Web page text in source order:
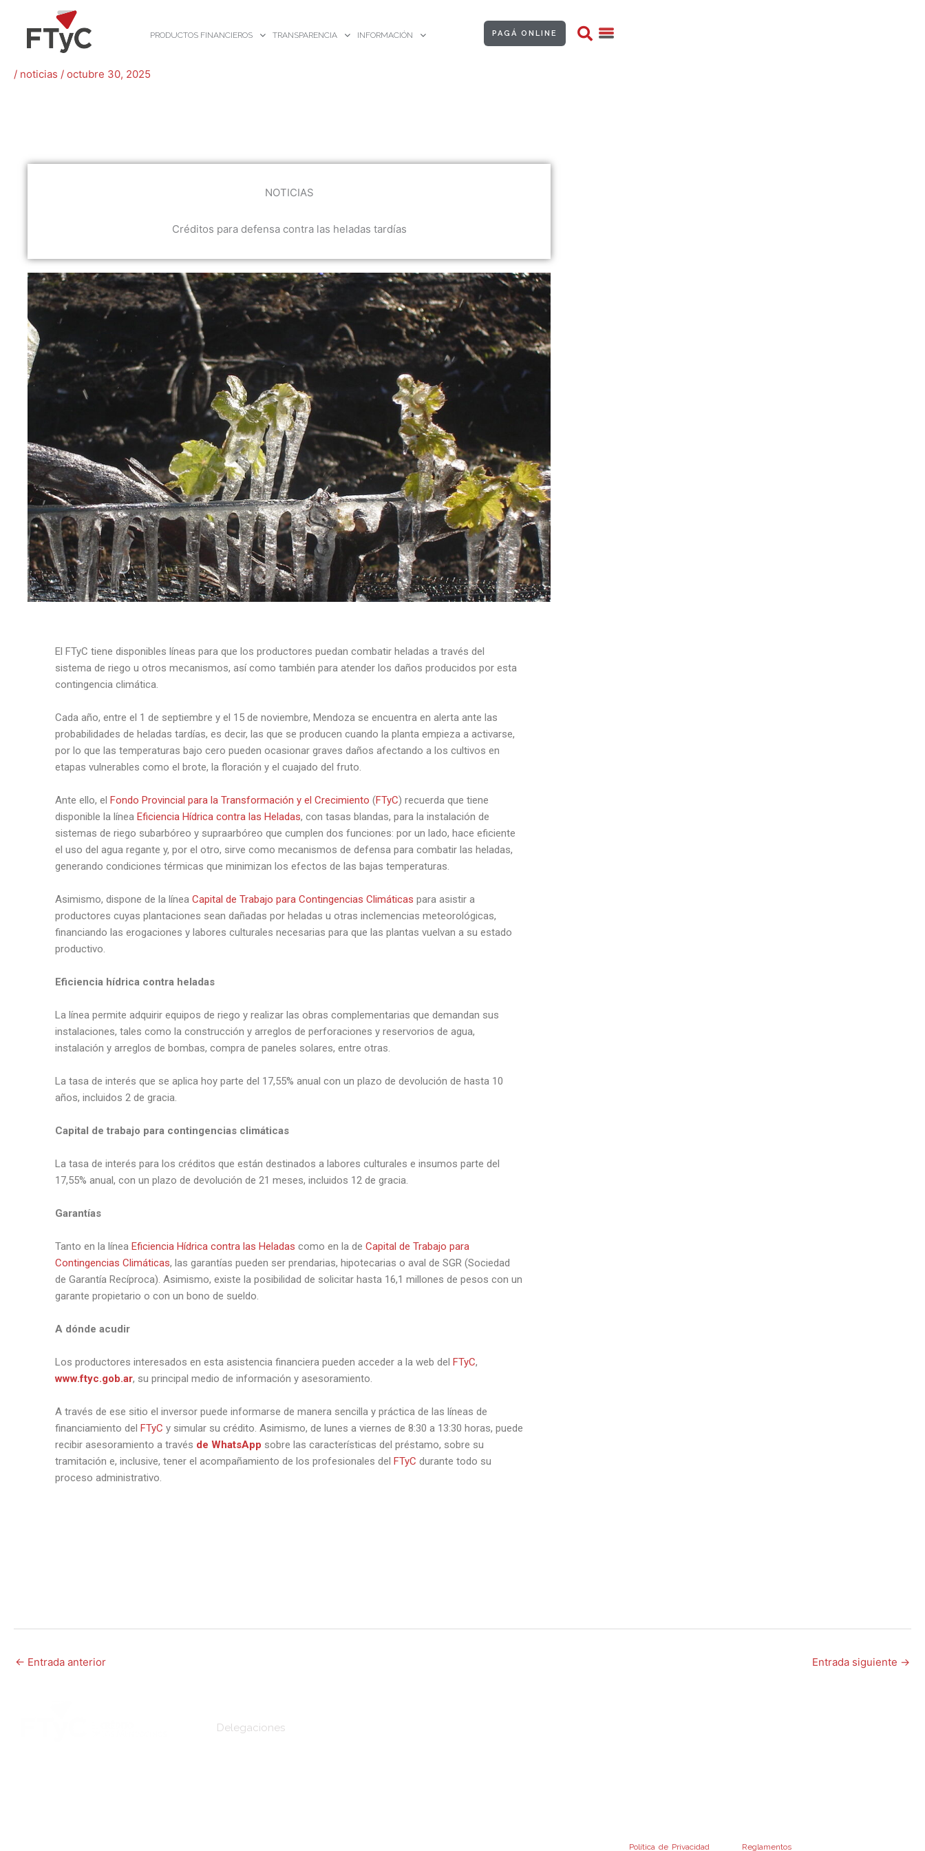
contenido
PRODUCTOS FINANCIEROS TRANSPARENCIA INFORMACIÓN PAGÁ ONLINE
/ noticias / octubre 30, 2025
NOTICIAS
Créditos para defensa contra las heladas tardías
El FTyC tiene disponibles líneas para que los productores puedan combatir heladas a través del
sistema de riego u otros mecanismos, así como también para atender los daños producidos por esta
contingencia climática.
Cada año, entre el 1 de septiembre y el 15 de noviembre, Mendoza se encuentra en alerta ante las
probabilidades de heladas tardías, es decir, las que se producen cuando la planta empieza a activarse,
por lo que las temperaturas bajo cero pueden ocasionar graves daños afectando a los cultivos en
etapas vulnerables como el brote, la floración y el cuajado del fruto.
Ante ello, el Fondo Provincial para la Transformación y el Crecimiento (FTyC) recuerda que tiene
disponible la línea Eficiencia Hídrica contra las Heladas, con tasas blandas, para la instalación de
sistemas de riego subarbóreo y supraarbóreo que cumplen dos funciones: por un lado, hace eficiente
el uso del agua regante y, por el otro, sirve como mecanismos de defensa para combatir las heladas,
generando condiciones térmicas que minimizan los efectos de las bajas temperaturas.
Asimismo, dispone de la línea Capital de Trabajo para Contingencias Climáticas para asistir a
productores cuyas plantaciones sean dañadas por heladas u otras inclemencias meteorológicas,
financiando las erogaciones y labores culturales necesarias para que las plantas vuelvan a su estado
productivo.
Eficiencia hídrica contra heladas
La línea permite adquirir equipos de riego y realizar las obras complementarias que demandan sus
instalaciones, tales como la construcción y arreglos de perforaciones y reservorios de agua,
instalación y arreglos de bombas, compra de paneles solares, entre otras.
La tasa de interés que se aplica hoy parte del 17,55% anual con un plazo de devolución de hasta 10
años, incluidos 2 de gracia.
Capital de trabajo para contingencias climáticas
La tasa de interés para los créditos que están destinados a labores culturales e insumos parte del
17,55% anual, con un plazo de devolución de 21 meses, incluidos 12 de gracia.
Garantías
Tanto en la línea Eficiencia Hídrica contra las Heladas como en la de Capital de Trabajo para
Contingencias Climáticas, las garantías pueden ser prendarias, hipotecarias o aval de SGR (Sociedad
de Garantía Recíproca). Asimismo, existe la posibilidad de solicitar hasta 16,1 millones de pesos con un
garante propietario o con un bono de sueldo.
A dónde acudir
Los productores interesados en esta asistencia financiera pueden acceder a la web del FTyC,
www.ftyc.gob.ar, su principal medio de información y asesoramiento.
A través de ese sitio el inversor puede informarse de manera sencilla y práctica de las líneas de
financiamiento del FTyC y simular su crédito. Asimismo, de lunes a viernes de 8:30 a 13:30 horas, puede
recibir asesoramiento a través de WhatsApp sobre las características del préstamo, sobre su
tramitación e, inclusive, tener el acompañamiento de los profesionales del FTyC durante todo su
proceso administrativo.
← Entrada anterior Entrada siguiente →
Delegaciones
Política de Privacidady a los Reglamentos